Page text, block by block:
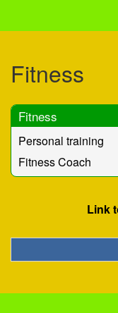
Fitness
Fitness
Personal training
Fitness Coach
Link